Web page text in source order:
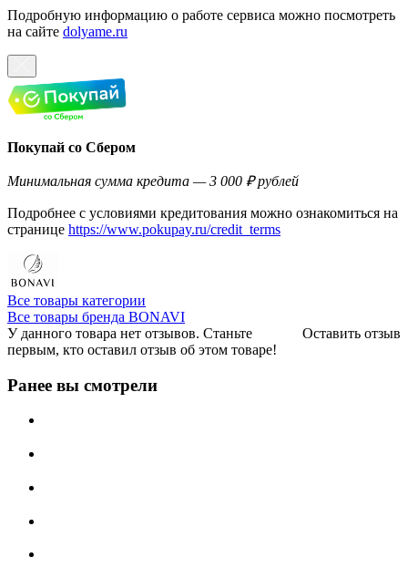
Подробную информацию о работе сервиса можно посмотреть
на сайте dolyame.ru
Покупай со Сбером
Минимальная сумма кредита — 3 000 ₽ рублей
Подробнее с условиями кредитования можно ознакомиться на
странице https://www.pokupay.ru/credit_terms
Все товары категории
Все товары бренда BONAVI
Оставить отзыв
У данного товара нет отзывов. Станьте
первым, кто оставил отзыв об этом товаре!
Ранее вы смотрели